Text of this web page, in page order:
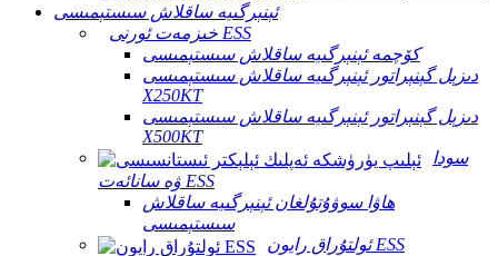
ئېنېرگىيە ساقلاش سىستېمىسى
خىزمەت ئورنى ESS
كۆچمە ئېنېرگىيە ساقلاش سىستېمىسى
دىزېل گېنېراتور ئېنېرگىيە ساقلاش سىستېمىسى
X250KT
دىزېل گېنېراتور ئېنېرگىيە ساقلاش سىستېمىسى
X500KT
سودا
ۋە سانائەت ESS
ھاۋا سوۋۇتۇلغان ئېنېرگىيە ساقلاش
سىستېمىسى
ئولتۇراق رايون ESS